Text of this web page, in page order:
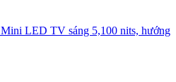
LED TV sáng 5,100 nits, hướng